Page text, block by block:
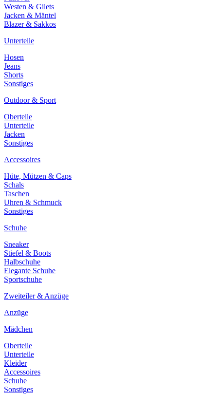
Westen & Gilets
Jacken & Mäntel
Blazer & Sakkos
Unterteile
Hosen
Jeans
Shorts
Sonstiges
Outdoor & Sport
Oberteile
Unterteile
Jacken
Sonstiges
Accessoires
Hüte, Mützen & Caps
Schals
Taschen
Uhren & Schmuck
Sonstiges
Schuhe
Sneaker
Stiefel & Boots
Halbschuhe
Elegante Schuhe
Sportschuhe
Zweiteiler & Anzüge
Anzüge
Mädchen
Oberteile
Unterteile
Kleider
Accessoires
Schuhe
Sonstiges